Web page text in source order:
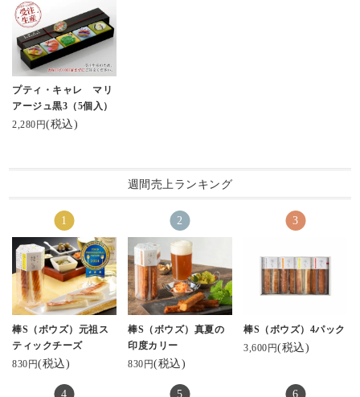
プティ・キャレ マリ
アージュ黒3（5個入）
2,280円(税込)
週間売上ランキング
棒S（ボウズ）元祖ス
ティックチーズ
830円(税込)
棒S（ボウズ）真夏の
印度カリー
830円(税込)
棒S（ボウズ）4パック
3,600円(税込)